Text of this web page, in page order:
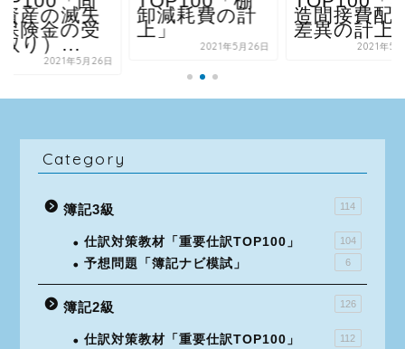
耗費の計
2021年5月26日
造間接費配賦
差異の計上」
2021年5月26日
定資産の滅
（保険金の
け取り）...
Category
簿記3級 114
仕訳対策教材「重要仕訳TOP100」 104
予想問題「簿記ナビ模試」 6
簿記2級 126
仕訳対策教材「重要仕訳TOP100」 112